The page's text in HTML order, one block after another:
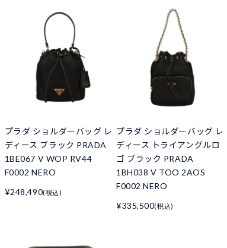
プラダ ショルダーバッグ レ
ディース ブラック PRADA
1BE067 V WOP RV44
F0002 NERO
¥248,490(税込)
プラダ ショルダーバッグ レ
ディース トライアングルロ
ゴ ブラック PRADA
1BH038 V TOO 2AOS
F0002 NERO
¥335,500(税込)